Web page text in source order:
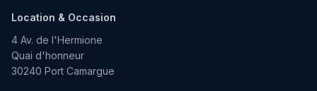
Location & Occasion
4 Av. de l'Hermione
Quai d'honneur
30240 Port Camargue